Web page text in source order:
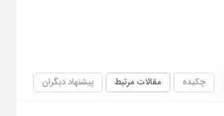
چکیده مقالات مرتبط پیشنهاد دیگران